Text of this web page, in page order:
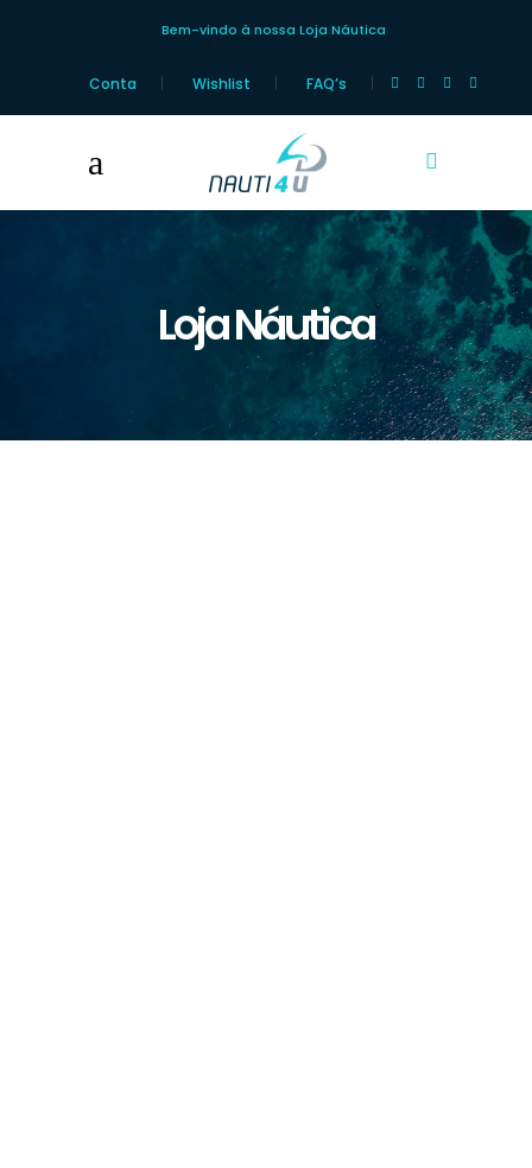
Bem-vindo à nossa Loja Náutica
Conta Wishlist FAQ’s
Loja Náutica